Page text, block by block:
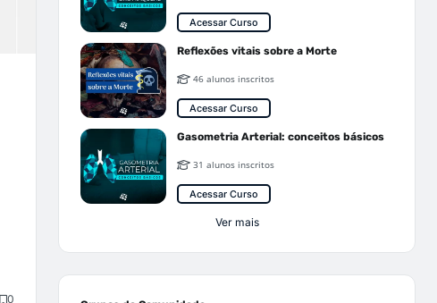
0
Acessar Curso
Reflexões vitais sobre a Morte
46 alunos inscritos
Acessar Curso
Gasometria Arterial: conceitos básicos
31 alunos inscritos
Acessar Curso
Ver mais